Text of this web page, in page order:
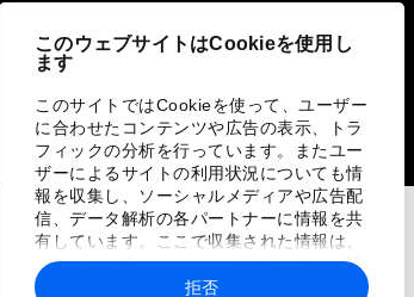
このウェブサイトはCookieを使用し
ます
このサイトではCookieを使って、ユーザー
に合わせたコンテンツや広告の表示、トラ
フィックの分析を行っています。またユー
ザーによるサイトの利用状況についても情
報を収集し、ソーシャルメディアや広告配
信、データ解析の各パートナーに情報を共
有しています。ここで収集された情報は、
ユーザーが各パートナーに提供した他の情
報や各パートナーのサービスを使用した際
拒否